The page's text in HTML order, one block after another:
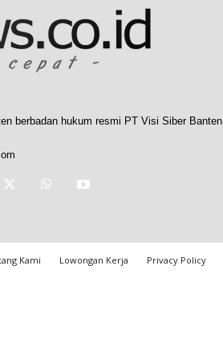
berbadan hukum resmi PT Visi Siber Banten
Kami Lowongan Kerja Privacy Policy